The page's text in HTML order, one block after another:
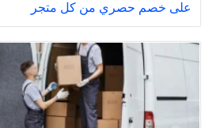
على خصم حصري من كل متجر